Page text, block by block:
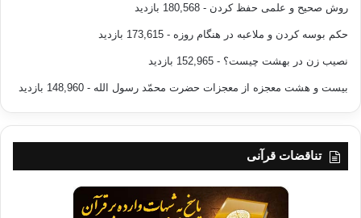
روش صحیح و علمی حفظ کردن - 180,568 بازدید
حکم بوسه کردن و ملاعبه در هنگام روزه - 173,615 بازدید
نصیب زن در بهشت چیست؟ - 152,965 بازدید
بیست و هشت معجزه از معجزات حضرت محمّد رسول الله - 148,960 بازدید
تناقضات قرآنی